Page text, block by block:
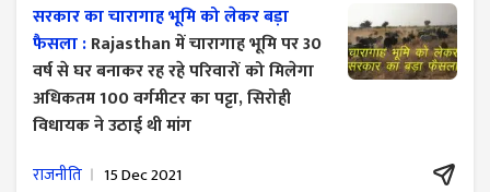
सरकार का चारागाह भूमि को लेकर बड़ा
फैसला :Rajasthan में चारागाह भूमि पर 30
वर्ष से घर बनाकर रह रहे परिवारों को मिलेगा
अधिकतम 100 वर्गमीटर का पट्टा, सिरोही
विधायक ने उठाई थी मांग
राजनीति 15 Dec 2021